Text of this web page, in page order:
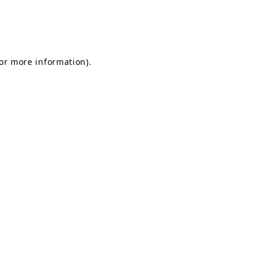
more information).